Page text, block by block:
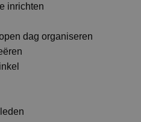
inrichten
dag organiseren